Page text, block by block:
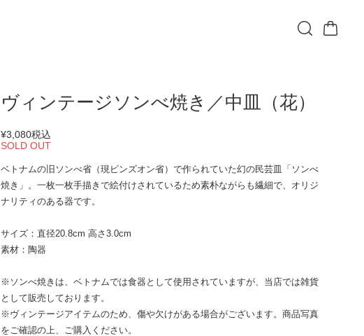
ヴィンテージソンべ焼き／中皿（花）
¥3,080税込
SOLD OUT
ベトナムの旧ソンべ省（現ビンズオン省）で作られていた幻の民芸皿「ソンべ
焼き」。一枚一枚手描きで絵付けされているため素朴ながらも繊細で、オリジ
ナリティのある器です。
サイズ：直径20.8cm 高さ3.0cm
素材：陶器
※ソンべ焼きは、ベトナムでは食器として使用されていますが、当店では雑貨
として販売しております。
※ヴィンテージアイテムのため、傷や欠けがある場合がございます。商品写真
をご確認の上、ご購入ください。